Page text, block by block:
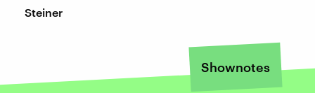
Steiner
Shownotes